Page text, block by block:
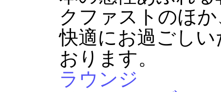
クファストのほ
快適にお過ごし
おります。
ラウンジ